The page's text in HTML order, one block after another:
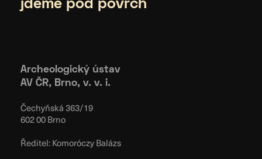
jdeme pod povrch
Archeologický ústav
AV ČR, Brno, v. v. i.
Čechyňská 363/19
602 00 Brno
Ředitel: Komoróczy Balázs